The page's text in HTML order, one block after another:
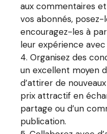
aux commentaires
vos abonnés,
encouragez-les à
leur expérience
Organisez des
un excellent moyen
d’attirer de
prix attractif en
partage ou d’un
publication.